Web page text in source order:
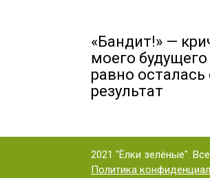
«Бандит!» —
моего
равно
результат
2021 "Ёлки зелёные".
Политика